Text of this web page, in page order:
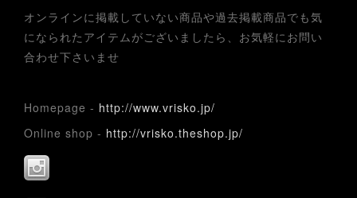
オンラインに掲載していない商品や過去掲載商品でも気
になられたアイテムがございましたら、お気軽にお問い
合わせ下さいませ
Homepage - http://www.vrisko.jp/
Online shop - http://vrisko.theshop.jp/